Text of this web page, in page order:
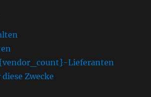
Lieferanten
Zwecke